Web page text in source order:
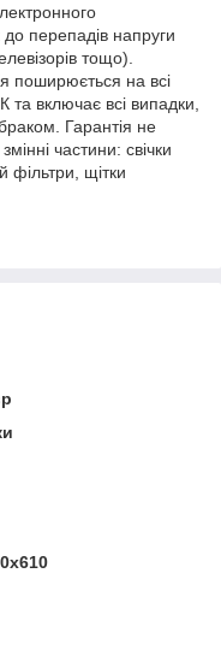
до перепадів напруги
тощо).
поширюється на всі
включає всі випадки,
Гарантія не
частини: свічки
фільтри, щітки